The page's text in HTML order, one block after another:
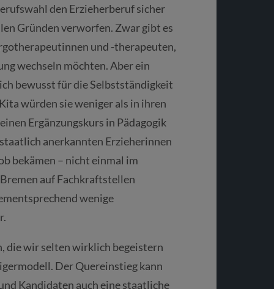
den Erzieherberuf sicher
Gründen verworfen. Zwar gibt es
und -therapeuten,
wechseln möchten. Aber ein
bewusst für die Selbstständigkeit
würden sie weniger als in ihren
Ergänzungskurs in Pädagogik
anerkannten Erzieherinnen
bekämen – nicht einmal im
auf Fachkraftstellen
wenige
die wir selten wirklich begeistern
Der Quereinstieg kann
Kandidaten auch eine staatliche